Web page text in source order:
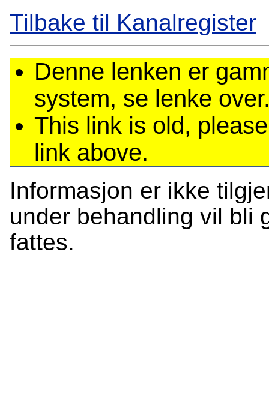
Tilbake til Kanalregister
Denne lenken er
system, se lenke
This link is old,
link above.
Informasjon er ikke
under behandling vil bli
fattes.